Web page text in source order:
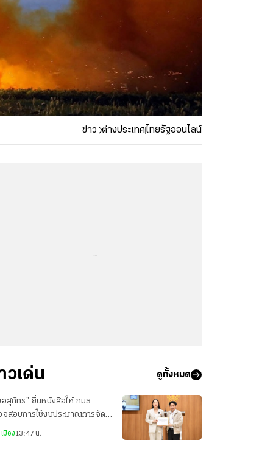
ข่าว ต่างประเทศไทยรัฐออนไลน์
วเด่น ดูทั้งหมด
อสุภัทร” ยื่นหนังสือให้ กมธ.
จสอบการใช้งบประมาณการจัด
นต์ กระทรวงสาธารณสุข
มือง13:47 น.